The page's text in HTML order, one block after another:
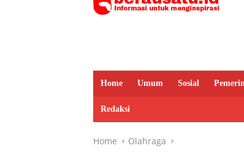
Home Umum Sosial
Redaksi
Home Olahraga